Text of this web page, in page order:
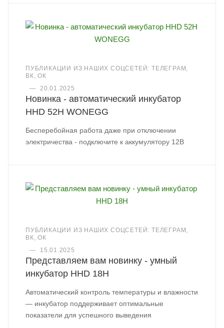
ПУБЛИКАЦИИ ИЗ НАШИХ СОЦСЕТЕЙ: ТЕЛЕГРАМ,
ВК, ОК
—
20.01.2025
Новинка - автоматический инкубатор
HHD 52H WONEGG
Бесперебойная работа даже при отключении
электричества - подключите к аккумулятору 12В
ПУБЛИКАЦИИ ИЗ НАШИХ СОЦСЕТЕЙ: ТЕЛЕГРАМ,
ВК, ОК
—
15.01.2025
Представляем вам новинку - умный
инкубатор HHD 18H
Автоматический контроль температуры и влажности
— инкубатор поддерживает оптимальные
показатели для успешного выведения